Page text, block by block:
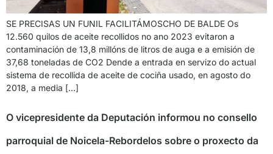
SE PRECISAS UN FUNIL FACILITÁMOSCHO DE BALDE Os
12.560 quilos de aceite recollidos no ano 2023 evitaron a
contaminación de 13,8 millóns de litros de auga e a emisión de
37,68 toneladas de CO2 Dende a entrada en servizo do actual
sistema de recollida de aceite de cociña usado, en agosto do
2018, a media […]
O vicepresidente da Deputación informou no consello
parroquial de Noicela-Rebordelos sobre o proxecto da